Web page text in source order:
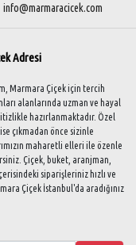
info@marmaracicek.com
Adresi
Marmara Çiçek için tercih
alanlarında uzman ve hayal
hazırlanmaktadır. Özel
çıkmadan önce sizinle
maharetli elleri ile özenle
Çiçek, buket, aranjman,
siparişleriniz hızlı ve
Çiçek İstanbul'da aradığınız